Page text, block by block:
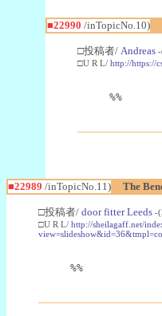
■22990 /inTopicNo.10)
□投稿者/ Andreas
□U R L/ http://https://
%%
■22989 /inTopicNo.11) The
□投稿者/ door fitter Leeds -
□U R L/ http://sheilagaff.net/
%%